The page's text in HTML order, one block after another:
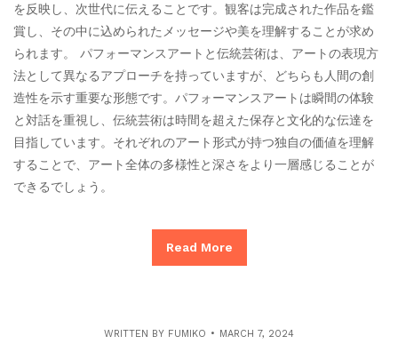
を反映し、次世代に伝えることです。観客は完成された作品を鑑
賞し、その中に込められたメッセージや美を理解することが求め
られます。 パフォーマンスアートと伝統芸術は、アートの表現方
法として異なるアプローチを持っていますが、どちらも人間の創
造性を示す重要な形態です。パフォーマンスアートは瞬間の体験
と対話を重視し、伝統芸術は時間を超えた保存と文化的な伝達を
目指しています。それぞれのアート形式が持つ独自の価値を理解
することで、アート全体の多様性と深さをより一層感じることが
できるでしょう。
Read More
WRITTEN BY FUMIKO MARCH 7, 2024